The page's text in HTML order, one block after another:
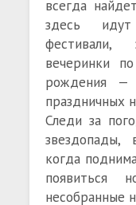
всегда
здесь
вечеринки
рождения —
праздничных
Следи за
когда
появиться
несобранные